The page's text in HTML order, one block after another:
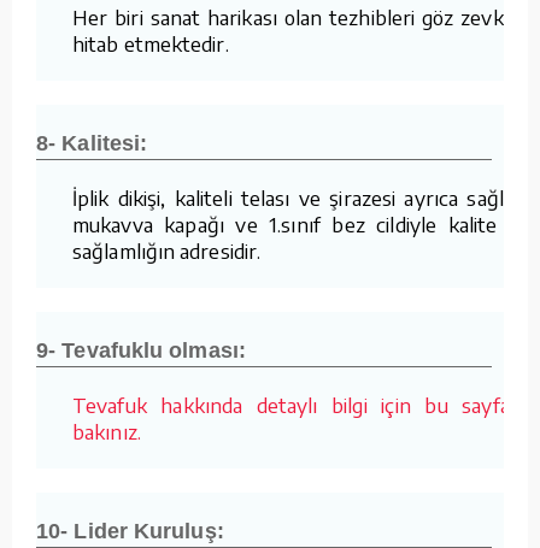
Her biri sanat harikası olan tezhibleri göz zevkine
hitab etmektedir.
8- Kalitesi:
İplik dikişi, kaliteli telası ve şirazesi ayrıca sağlam
mukavva kapağı ve 1.sınıf bez cildiyle kalite ve
sağlamlığın adresidir.
9- Tevafuklu olması:
Tevafuk hakkında detaylı bilgi için bu sayfaya
bakınız.
10- Lider Kuruluş: